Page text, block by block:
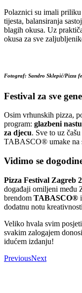
Polaznici su imali priliku
tijesta, balansiranja
blagih okusa. Uz
okusa za sve
Fotograf: Sandro Sklepić/Pizza
Festival za sve
Osim vrhunskih pizza,
program: glazbeni
za djecu. Sve to uz
TABASCO® umake na
Vidimo se
Pizza Festival Zagreb
događaji omiljeni među
brendom TABASCO®
dodatnu notu
Veliko hvala svim
svakim zalogajem
idućem izdanju!
PreviousNext